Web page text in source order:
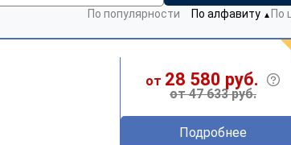
По популярности По алфавиту ▼ По
от 28 580 руб.
от 47 633 руб.
Подробнее